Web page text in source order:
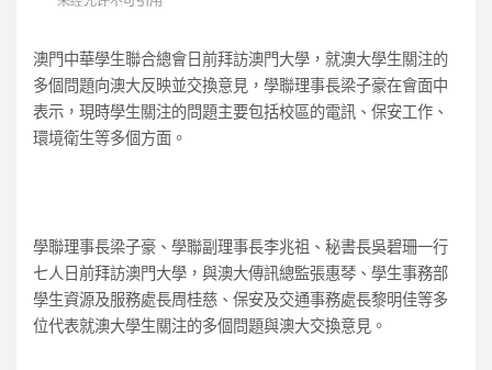
澳門中華學生聯合總會日前拜訪澳門大學，就澳大學生關注的
多個問題向澳大反映並交換意見，學聯理事長梁子豪在會面中
表示，現時學生關注的問題主要包括校區的電訊、保安工作、
環境衛生等多個方面。
學聯理事長梁子豪、學聯副理事長李兆祖、秘書長吳碧珊一行
七人日前拜訪澳門大學，與澳大傳訊總監張惠琴、學生事務部
學生資源及服務處長周桂慈、保安及交通事務處長黎明佳等多
位代表就澳大學生關注的多個問題與澳大交換意見。